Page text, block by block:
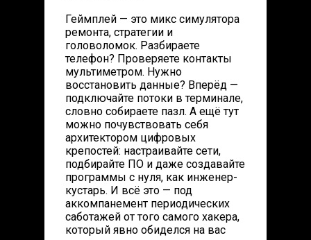
Геймплей — это микс симулятора
ремонта, стратегии и
головоломок. Разбираете
телефон? Проверяете контакты
мультиметром. Нужно
восстановить данные? Вперёд —
подключайте потоки в терминале,
словно собираете пазл. А ещё тут
можно почувствовать себя
архитектором цифровых
крепостей: настраивайте сети,
подбирайте ПО и даже создавайте
программы с нуля, как инженер-
кустарь. И всё это — под
аккомпанемент периодических
саботажей от того самого хакера,
который явно обиделся на вас